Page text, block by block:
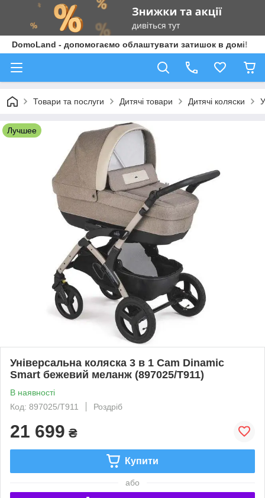
DomoLand - допомогаємо облаштувати затишок в домі!
Товари та послуги Дитячі товари Дитячі коляски
Лучшее
Універсальна коляска 3 в 1 Cam Dinamic
Smart бежевий меланж (897025/T911)
В наявності
Код: 897025/T911
Роздріб
21 699 ₴
Купити
або